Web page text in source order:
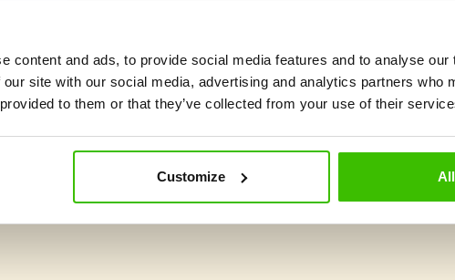
content and ads, to provide social media features and to analyse
site with our social media, advertising and analytics partners who
to them or that they’ve collected from your use of their
Customize